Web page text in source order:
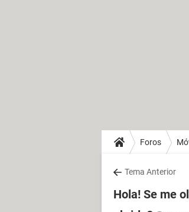
Foros
Tema Anterior
Hola! Se me